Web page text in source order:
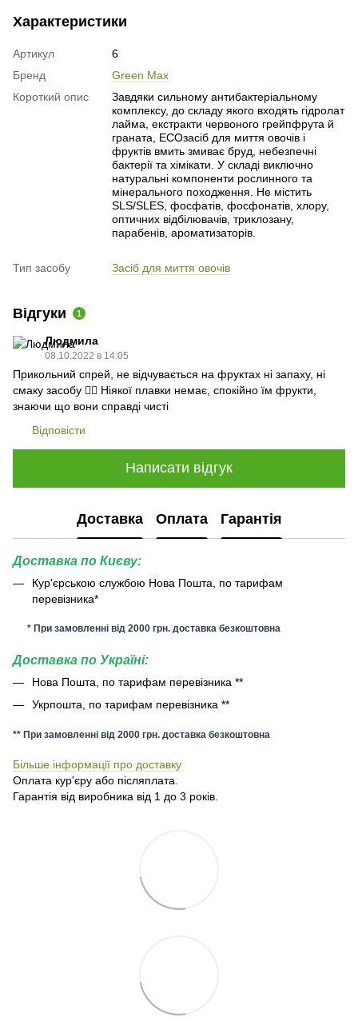
Характеристики
Артикул
6
Бренд
Green Max
Короткий опис
Завдяки сильному антибактеріальному
комплексу, до складу якого входять гідролат
лайма, екстракти червоного грейпфрута й
граната, ECOзасіб для миття овочів і
фруктів вмить змиває бруд, небезпечні
бактерії та хімікати. У складі виключно
натуральні компоненти рослинного та
мінерального походження. Не містить
SLS/SLES, фосфатів, фосфонатів, хлору,
оптичних відбілювачів, триклозану,
парабенів, ароматизаторів.
Тип засобу Засіб для миття овочів
Відгуки 1
Людмила
08.10.2022 в 14:05
Прикольний спрей, не відчувається на фруктах ні запаху, ні
смаку засобу 👍🏻 Ніякої плавки немає, спокійно їм фрукти,
знаючи що вони справді чисті
Відповісти
Написати відгук
Доставка Оплата Гарантія
Доставка по Києву:
Кур'єрською службою Нова Пошта, по тарифам
перевізника*
* При замовленні від 2000 грн. доставка безкоштовна
Доставка по Україні:
Нова Пошта, по тарифам перевізника **
Укрпошта, по тарифам перевізника **
** При замовленні від 2000 грн. доставка безкоштовна
Більше інформації про доставку
Оплата кур'єру або післяплата.
Гарантія від виробника від 1 до 3 років.